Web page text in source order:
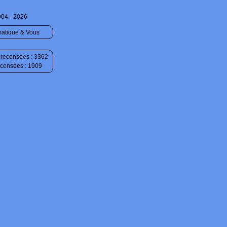
- 2026
& Vous
: 3362
: 1909